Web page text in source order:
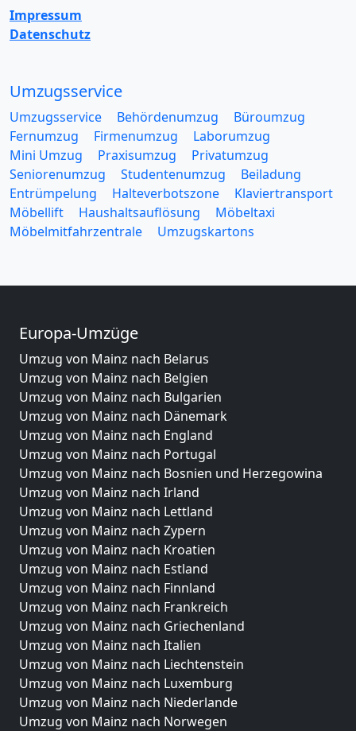
Impressum
Datenschutz
Umzugsservice
Umzugsservice Behördenumzug
Büroumzug
Fernumzug
Firmenumzug
Laborumzug
Mini Umzug
Praxisumzug
Privatumzug
Seniorenumzug
Studentenumzug
Beiladung
Entrümpelung
Halteverbotszone
Klaviertransport
Möbellift
Haushaltsauflösung
Möbeltaxi
Möbelmitfahrzentrale
Umzugskartons
Europa-Umzüge
Umzug von Mainz nach Belarus
Umzug von Mainz nach Belgien
Umzug von Mainz nach Bulgarien
Umzug von Mainz nach Dänemark
Umzug von Mainz nach England
Umzug von Mainz nach Portugal
Umzug von Mainz nach Bosnien und Herzegowina
Umzug von Mainz nach Irland
Umzug von Mainz nach Lettland
Umzug von Mainz nach Zypern
Umzug von Mainz nach Kroatien
Umzug von Mainz nach Estland
Umzug von Mainz nach Finnland
Umzug von Mainz nach Frankreich
Umzug von Mainz nach Griechenland
Umzug von Mainz nach Italien
Umzug von Mainz nach Liechtenstein
Umzug von Mainz nach Luxemburg
Umzug von Mainz nach Niederlande
Umzug von Mainz nach Norwegen